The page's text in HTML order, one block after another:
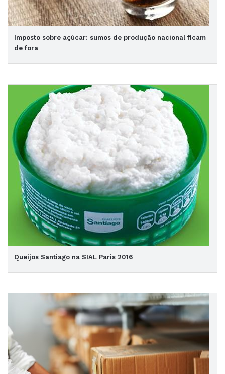
Imposto sobre açúcar: sumos de produção nacional ficam
de fora
Queijos Santiago na SIAL Paris 2016